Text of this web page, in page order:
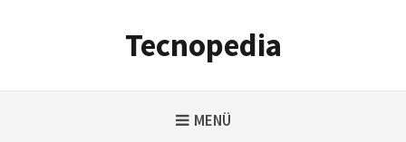
Tecnopedia
MENÜ